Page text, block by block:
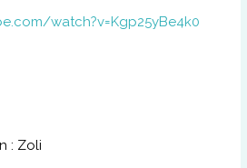
watch?v=Kgp25yBe4k0
: Zoli